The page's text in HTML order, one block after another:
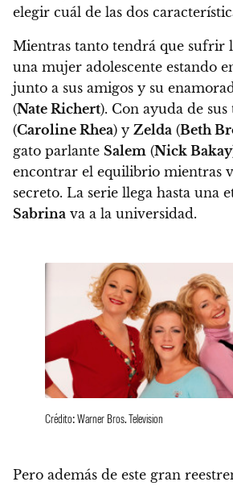
elegir cuál de las dos
Mientras tanto tendrá que sufrir
una mujer adolescente estando
junto a sus amigos y su
(Nate Richert). Con ayuda de sus
(Caroline Rhea) y Zelda (Beth
gato parlante Salem (Nick Bakay
encontrar el equilibrio mientras
secreto. La serie llega hasta una
Sabrina va a la universidad.
Crédito: Warner Bros. Television
Pero además de este gran